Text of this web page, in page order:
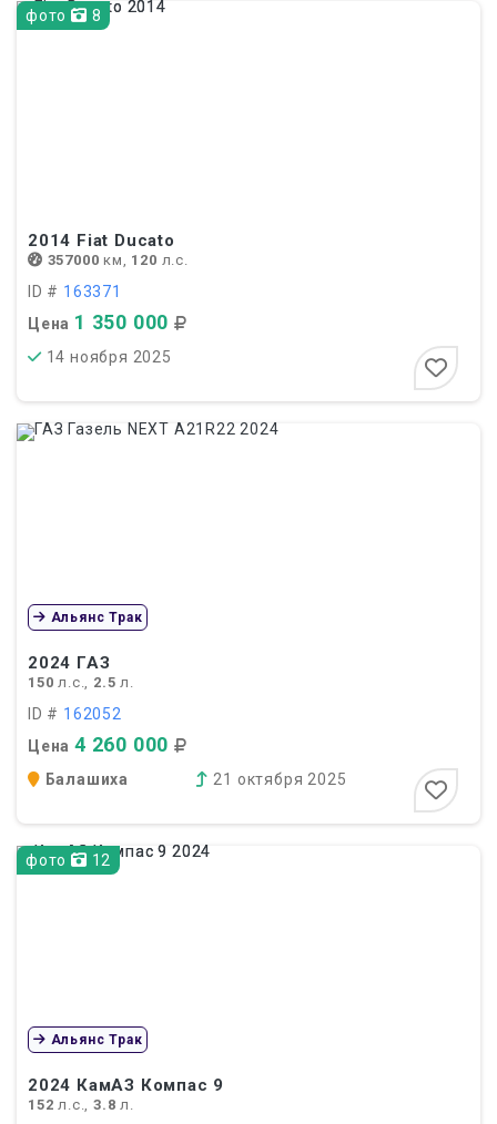
фото 8
2014 Fiat Ducato
357000 км, 120 л.с.
ID # 163371
Цена 1 350 000
14 ноября 2025
2024 ГАЗ
150 л.с., 2.5 л.
ID # 162052
Цена 4 260 000
Альянс Трак
Балашиха 21 октября 2025
фото 12
2024 КамАЗ Компас 9
152 л.с.,3.8 л.
Альянс Трак